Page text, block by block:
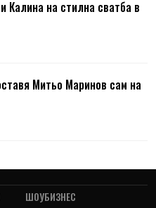
на стилна сватба в
Митьо Маринов сам на
ШОУБИЗНЕС